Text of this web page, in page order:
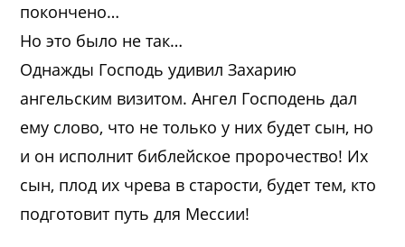
покончено…
Но это было не так…
Однажды Господь удивил Захарию
ангельским визитом. Ангел Господень дал
ему слово, что не только у них будет сын, но
и он исполнит библейское пророчество! Их
сын, плод их чрева в старости, будет тем, кто
подготовит путь для Мессии!